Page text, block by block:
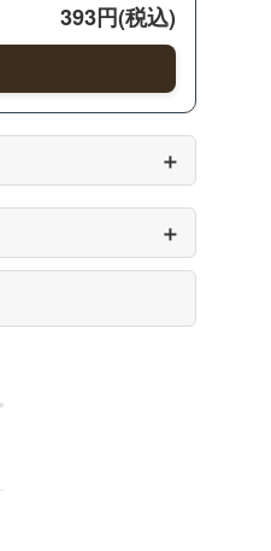
393円(税込)
＋
＋